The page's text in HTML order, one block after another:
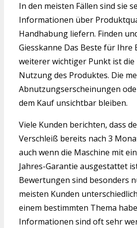
In den meisten Fällen sind sie
Informationen über
Handhabung liefern. Finden
Giesskanne Das Beste für Ihre
weiterer wichtiger Punkt ist
Nutzung des Produktes. Die
Abnutzungserscheinungen
dem Kauf unsichtbar bleiben.
Viele Kunden berichten, dass
Verschleiß bereits nach 3
auch wenn die Maschine mit
Jahres-Garantie ausgestattet
Bewertungen sind besonders
meisten Kunden
einem bestimmten Thema
Informationen sind oft sehr